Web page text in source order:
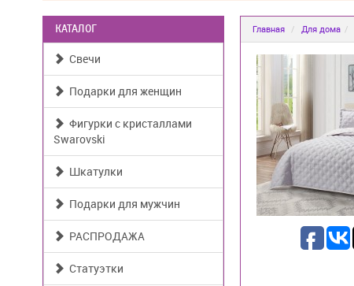
КАТАЛОГ
Свечи
Подарки для женщин
Фигурки с кристаллами
Swarovski
Шкатулки
Подарки для мужчин
РАСПРОДАЖА
Статуэтки
Главная Для дома